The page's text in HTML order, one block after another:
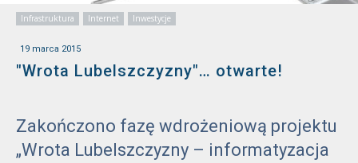
Infrastruktura Internet Inwestycje
19 marca 2015
"Wrota Lubelszczyzny"… otwarte!
Zakończono fazę wdrożeniową projektu
„Wrota Lubelszczyzny – informatyzacja